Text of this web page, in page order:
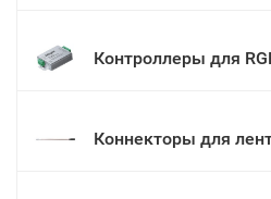
Контроллеры для
Коннекторы для